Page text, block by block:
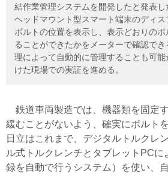
結作業管理システムを開発したと発表
ヘッドマウント型スマート端末のディス
ボルトの位置を表示し、表示どおりの
ることができたかをメーターで確認で
理によって自動的に管理することも可
けた現場での実証を進める。
鉄道車両製造では、機器類を固定
緩むことがないよう、確実にボルト
日立はこれまで、デジタルトルクレ
ル式トルクレンチとタブレットPCに
録を自動で行うシステム）を使い、